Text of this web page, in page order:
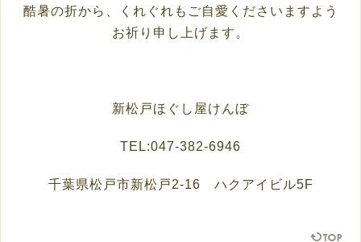
酷暑の折から、くれぐれもご自愛くださいますよう
お祈り申し上げます。
新松戸ほぐし屋けんぼ
TEL:047-382-6946
千葉県松戸市新松戸2-16 ハクアイビル5F